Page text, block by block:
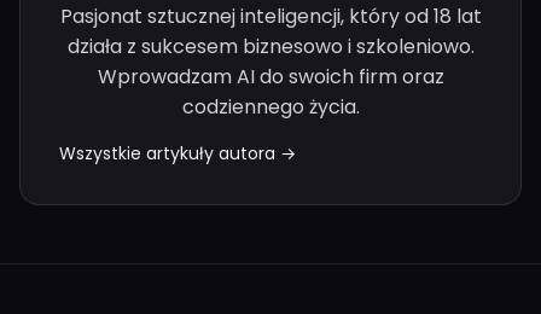
Pasjonat sztucznej inteligencji, który od 18 lat
działa z sukcesem biznesowo i szkoleniowo.
Wprowadzam AI do swoich firm oraz
codziennego życia.
Wszystkie artykuły autora →